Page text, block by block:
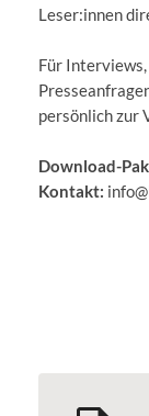
Leser:innen
Für
persönlich zur
Download-
Kontakt: